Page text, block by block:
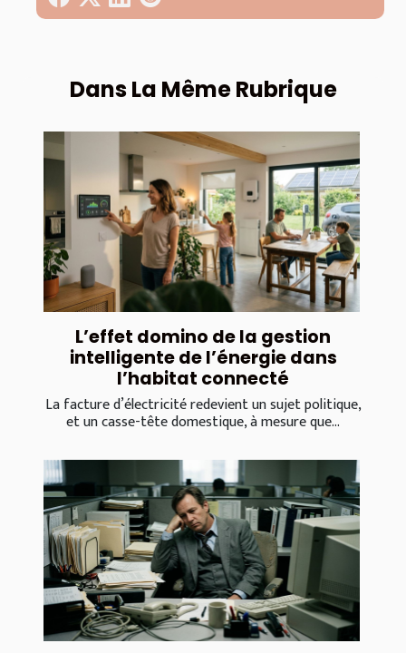
Dans La Même Rubrique
L’effet domino de la gestion
intelligente de l’énergie dans
l’habitat connecté
La facture d’électricité redevient un sujet politique,
et un casse-tête domestique, à mesure que...